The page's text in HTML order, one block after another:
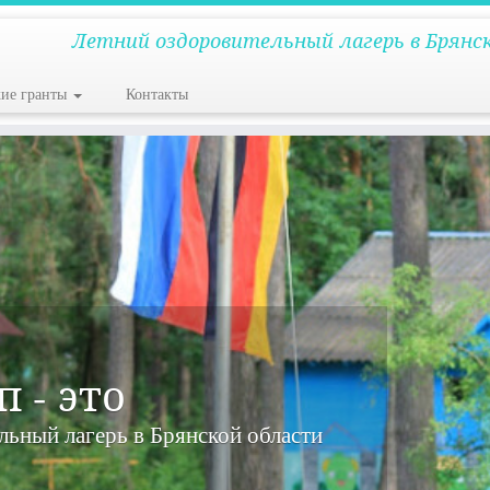
Летний оздоровительный лагерь в
гранты Контакты
- это
компьютерная, здорового образа жизни